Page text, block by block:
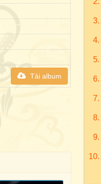
Tải album